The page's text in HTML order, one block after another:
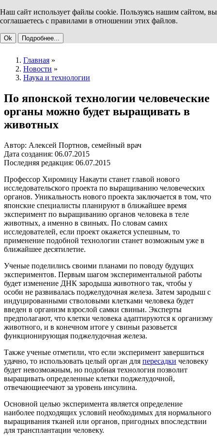
Наш сайт использует файлы cookie. Пользуясь нашим сайтом, вы
соглашаетесь с правилами в отношении этих файлов.
Ok Подробнее...
Главная »
Новости »
Наука и технологии
По японской технологии человеческие
органы можно будет выращивать в
животных
Автор: Алексей Портнов, семейный врач
Дата создания: 06.07.2015
Последняя редакция: 06.07.2015
Профессор Хиромицу Накаути станет главой нового
исследовательского проекта по выращиванию человеческих
органов. Уникальность нового проекта заключается в том, что
японские специалисты планируют в ближайшее время
эксперимент по выращиванию органов человека в теле
животных, а именно в свиньях. По словам самих
исследователей, если проект окажется успешным, то
применение подобной технологии станет возможным уже в
ближайшее десятилетие.
Ученые поделились своими планами по поводу будущих
экспериментов. Первым шагом экспериментальной работы
будет изменение ДНК зародыша животного так, чтобы у
особи не развивалась поджелудочная железа. Затем зародыш с
индуцированными стволовыми клетками человека будет
введен в организм взрослой самки свиньи. Эксперты
предполагают, что клетки человека адаптируются к организму
животного, и в конечном итоге у свиньи разовьется
функционирующая поджелудочная железа.
Также ученые отметили, что если эксперимент завершиться
удачно, то использовать целый орган для пересадки человеку
будет невозможным, но подобная технология позволит
выращивать определенные клетки поджелудочной,
отвечающиеечают за уровень инсулина.
Основной целью эксперимента является определение
наиболее подходящих условий необходимых для нормального
выращивания тканей или органов, пригодных впоследствии
для трансплантации человеку.